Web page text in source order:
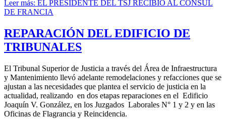
Leer más: EL PRESIDENTE DEL TSJ RECIBIO AL CONSUL
DE FRANCIA
REPARACIÓN DEL EDIFICIO DE
TRIBUNALES
El Tribunal Superior de Justicia a través del Área de Infraestructura
y Mantenimiento llevó adelante remodelaciones y refacciones que se
ajustan a las necesidades que plantea el servicio de justicia en la
actualidad, realizando en dos etapas reparaciones en el Edificio
Joaquín V. González, en los Juzgados Laborales N° 1 y 2 y en las
Oficinas de Flagrancia y Reincidencia.